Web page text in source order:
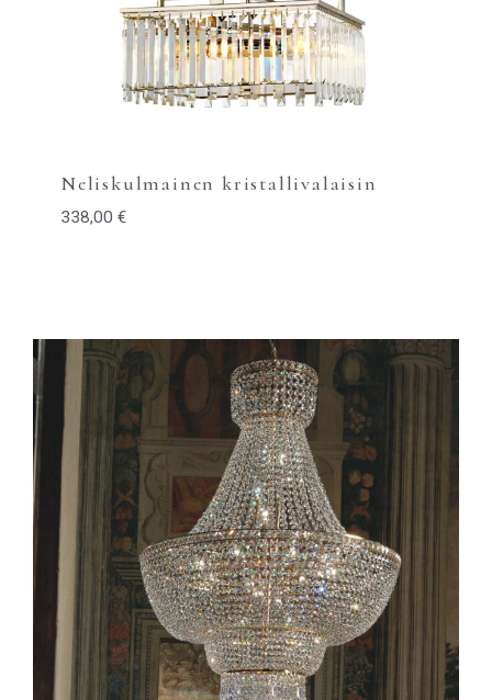
Neliskulmainen kristallivalaisin
338,00 €